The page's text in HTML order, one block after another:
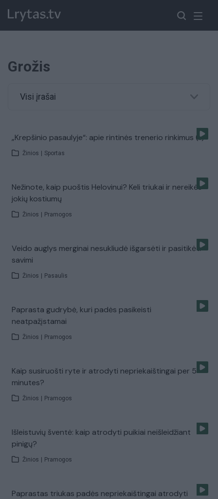
Grožis
Visi įrašai
„Krepšinio pasaulyje“: apie rintinės trenerio rinkimus (II)
Žinios Sportas
Nežinote, kaip puoštis Helovinui? Keli triukai ir nereikės
jokių kostiumų
Žinios Pramogos
Veido auglys merginai nesukliudė išgarsėti ir pasitikėti
savimi
Žinios Pasaulis
Paprasta gudrybė, kuri padės pasikeisti
neatpažįstamai
Žinios Pramogos
Kaip susiruošti ryte ir atrodyti nepriekaištingai per 5
minutes?
Žinios Pramogos
Išleistuvių šventė: kaip atrodyti puikiai neišleidžiant
pinigų?
Žinios Pramogos
Paprastas triukas padės nepriekaištingai atrodyti